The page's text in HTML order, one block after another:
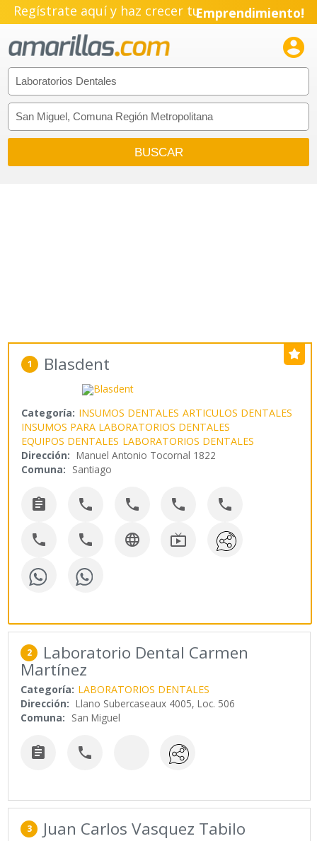
Regístrate aquí y haz crecer tuEmprendimiento!

1 Blasdent
Categoría: INSUMOS DENTALES ARTICULOS DENTALES
INSUMOS PARA LABORATORIOS DENTALES
EQUIPOS DENTALES LABORATORIOS DENTALES
Dirección: Manuel Antonio Tocornal 1822
Comuna: Santiago
    
   
2 Laboratorio Dental Carmen
Martínez
Categoría: LABORATORIOS DENTALES
Dirección: Llano Subercaseaux 4005, Loc. 506
Comuna: San Miguel
 
3 Juan Carlos Vasquez Tabilo